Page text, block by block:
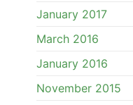
January 2017
March 2016
January 2016
November 2015